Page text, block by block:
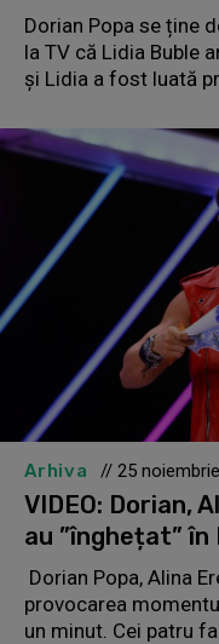
Dorian Popa se ține
la TV că Lidia Buble
și Lidia a fost luată
Arhiva // 25
VIDEO: Dorian,
au ”înghețat” în
Dorian Popa, Alina
provocarea
un minut. Cei patru